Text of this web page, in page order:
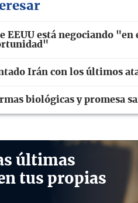
EEUU está negociando
Irán con los últimos
biológicas y promesa
últimas
tus propias